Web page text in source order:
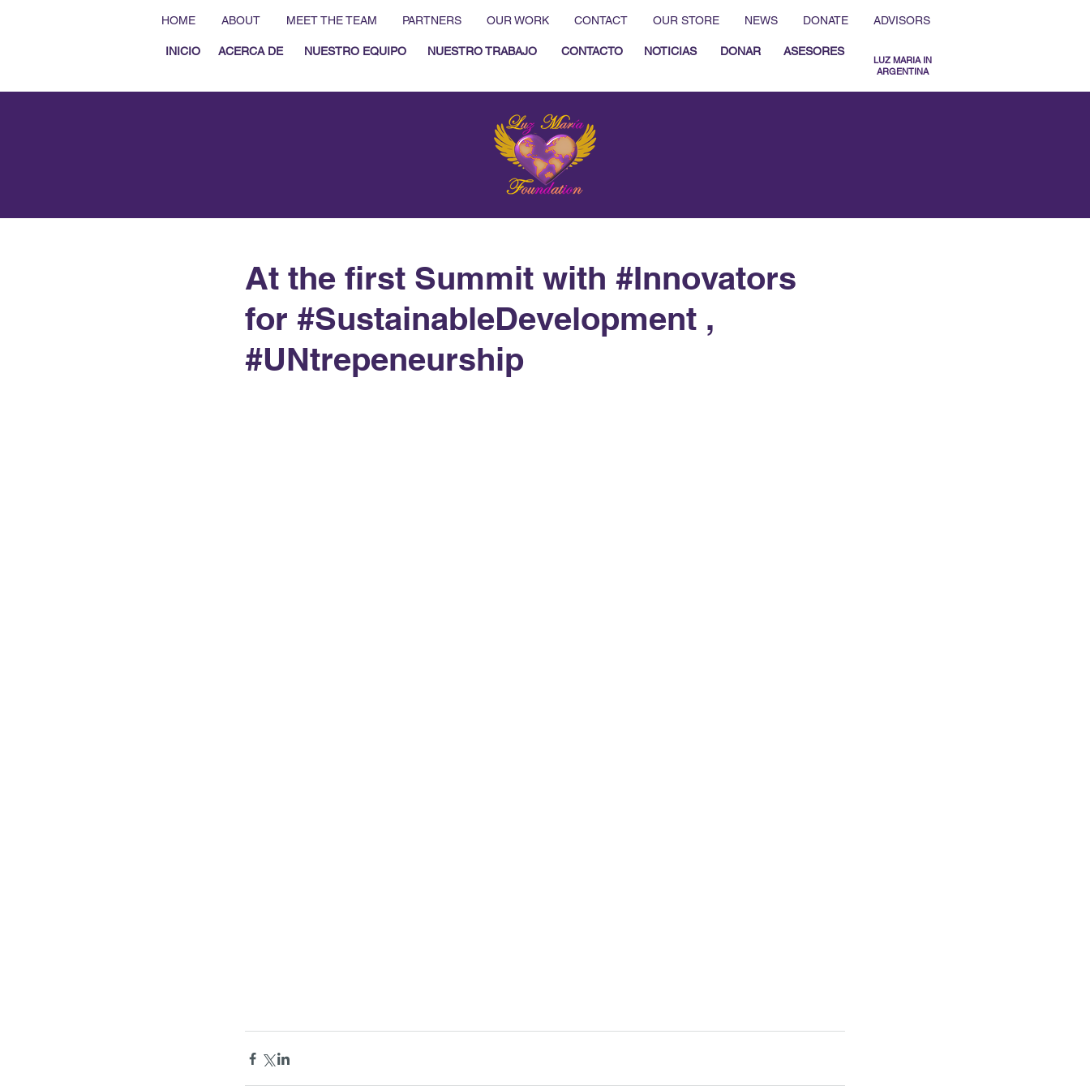
HOME ABOUT MEET THE TEAM PARTNERS OUR WORK CONTACT OUR STORE NEWS DONATE ADVISORS
INICIO ACERCA DE NUESTRO EQUIPO NUESTRO TRABAJO CONTACTO NOTICIAS DONAR ASESORES
LUZ MARIA IN
ARGENTINA
At the first Summit with #Innovators
for #SustainableDevelopment ,
#UNtrepeneurship